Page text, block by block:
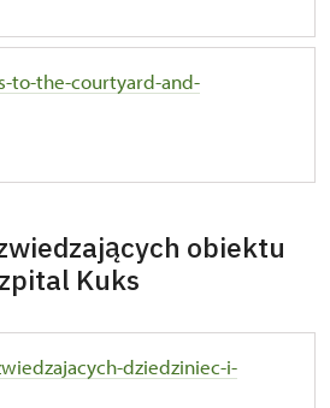
to-the-courtyard-and-
obiektu
Kuks
dziedziniec-i-